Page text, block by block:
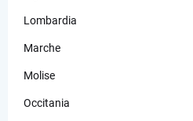
Lombardia
Marche
Molise
Occitania